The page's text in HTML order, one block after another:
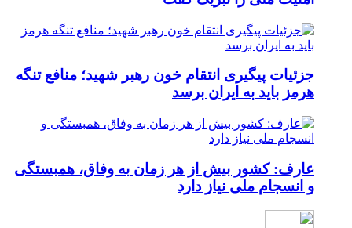
جزئیات پیگیری انتقام خون رهبر شهید؛ منافع تنگه
هرمز باید به ایران برسد
عارف: کشور بیش از هر زمان به وفاق، همبستگی
و انسجام ملی نیاز دارد